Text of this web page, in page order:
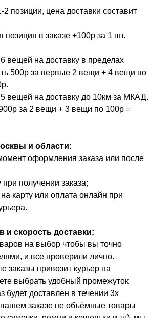
позиции, цена доставки составит
в заказе +100р за 1 шт.
вещей на доставку в пределах
500р за первые 2 вещи + 4 вещи по
вещей на доставку до 10км за МКАД.
за 2 вещи + 3 вещи по 100р =
и области:
оформления заказа или после
получении заказа;
карту или оплата онлайн при
и скорость доставки:
на выбор чтобы вы точно
и все проверили лично.
заказы привозит курьер на
выбрать удобный промежуток
будет доставлен в течении 3х
заказе не объёмные товары